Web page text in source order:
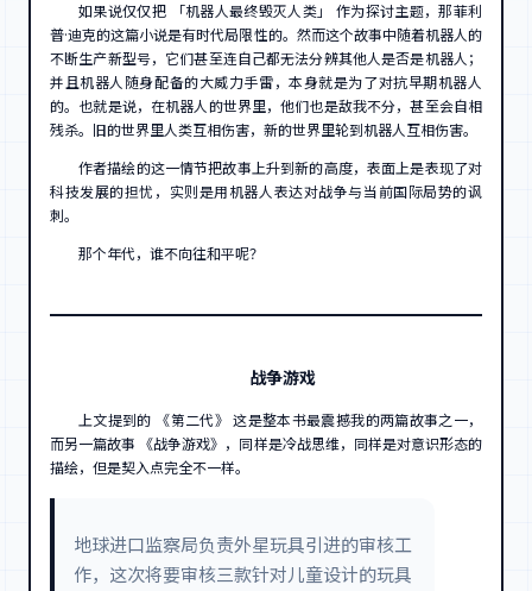
如果说仅仅把 「机器人最终毁灭人类」 作为探讨主题，那菲利
普·迪克的这篇小说是有时代局限性的。然而这个故事中随着机器人的
不断生产新型号，它们甚至连自己都无法分辨其他人是否是机器人；
并且机器人随身配备的大威力手雷，本身就是为了对抗早期机器人
的。也就是说，在机器人的世界里，他们也是敌我不分，甚至会自相
残杀。旧的世界里人类互相伤害，新的世界里轮到机器人互相伤害。
作者描绘的这一情节把故事上升到新的高度，表面上是表现了对
科技发展的担忧，实则是用机器人表达对战争与当前国际局势的讽
刺。
那个年代，谁不向往和平呢？
战争游戏
上文提到的 《第二代》 这是整本书最震撼我的两篇故事之一，
而另一篇故事 《战争游戏》，同样是冷战思维，同样是对意识形态的
描绘，但是契入点完全不一样。
地球进口监察局负责外星玩具引进的审核工
作，这次将要审核三款针对儿童设计的玩具